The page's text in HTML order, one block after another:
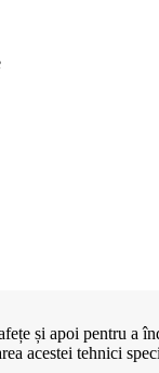
și apoi pentru a
acestei tehnici